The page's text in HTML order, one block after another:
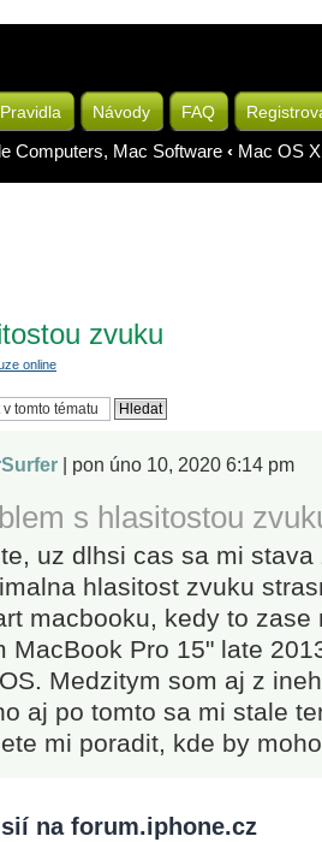
Pravidla Návody FAQ
Computers, Mac Software ‹ Mac OS
zvuku
online
| pon úno 10, 2020 6:14 pm
s hlasitostou
uz dlhsi cas sa mi
hlasitost zvuku
macbooku, kedy to
MacBook Pro 15" late
Medzitym som aj z
aj po tomto sa mi stale
mi poradit, kde by
na forum.iphone.cz